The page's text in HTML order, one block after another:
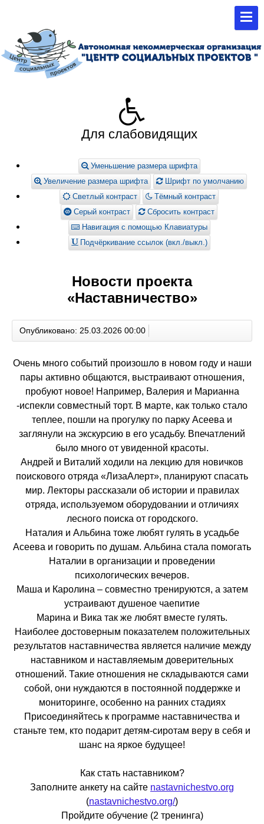
Для слабовидящих
Уменьшение размера шрифта
Увеличение размера шрифта
Шрифт по умолчанию
Светлый контраст
Тёмный контраст
Серый контраст
Сбросить контраст
Навигация с помощью Клавиатуры
Подчёркивание ссылок (вкл./выкл.)
Новости проекта
«Наставничество»
Опубликовано: 25.03.2026 00:00
Очень много событий произошло в новом году и наши
пары активно общаются, выстраивают отношения,
пробуют новое! Например, Валерия и Марианна
-испекли совместный торт. В марте, как только стало
теплее, пошли на прогулку по парку Асеева и
заглянули на экскурсию в его усадьбу. Впечатлений
было много от увиденной красоты.
Андрей и Виталий ходили на лекцию для новичков
поискового отряда «ЛизаАлерт», планируют спасать
мир. Лекторы рассказали об истории и правилах
отряда, используемом оборудовании и отличиях
лесного поиска от городского.
Наталия и Альбина тоже любят гулять в усадьбе
Асеева и говорить по душам. Альбина стала помогать
Наталии в организации и проведении
психологических вечеров.
Маша и Каролина – совместно тренируются, а затем
устраивают душеное чаепитие
Марина и Вика так же любят вместе гулять.
Наиболее достоверным показателем положительных
результатов наставничества является наличие между
наставником и наставляемым доверительных
отношений. Такие отношения не складываются сами
собой, они нуждаются в постоянной поддержке и
мониторинге, особенно на ранних стадиях
Присоединяйтесь к программе наставничества и
станьте тем, кто подарит детям-сиротам веру в себя и
шанс на яркое будущее!
Как стать наставником?
Заполните анкету на сайте nastavnichestvo.org
(nastavnichestvo.org/)
Пройдите обучение (2 тренинга)